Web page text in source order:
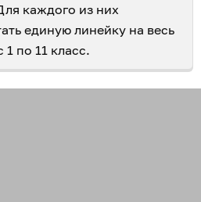
каждого из них
единую линейку на весь
по 11 класс.